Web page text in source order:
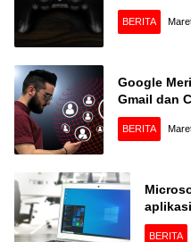
BERITA
Google
Gmail dan
BERITA
BERITA